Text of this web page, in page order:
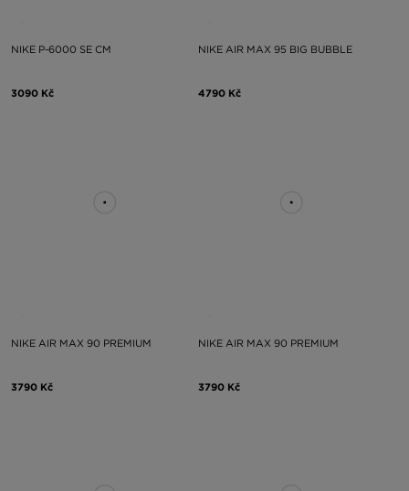
NIKE P-6000 SE CM
3090 Kč
NIKE AIR MAX 95 BIG BUBBLE
4790 Kč
NIKE AIR MAX 90 PREMIUM
3790 Kč
NIKE AIR MAX 90 PREMIUM
3790 Kč